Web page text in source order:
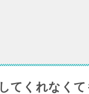
てくれなく